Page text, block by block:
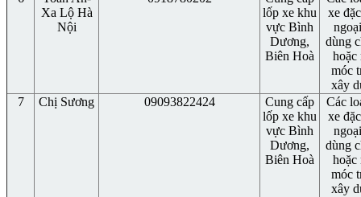
Xa Lộ Hà
Nội
lốp xe khu
vực Bình
Dương,
Biên Hoà
xe
dùng
hoặc
móc
xây
7
Chị Sương 09093822424
Cung cấp
lốp xe khu
vực Bình
Dương,
Biên Hoà
Các
xe
dùng
hoặc
móc
xây